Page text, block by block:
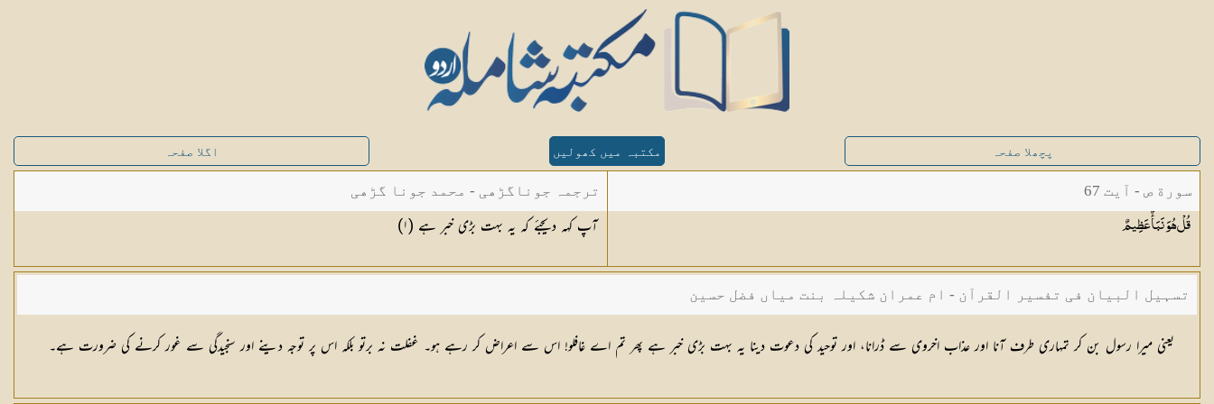
پچھلا صفحہ مکتبہ میں کھولیں اگلا صفحہ
سورة ص - آیت 67
قُلْ هُوَ نَبَأٌعَظِيمٌ
ترجمہ جوناگڑھی - محمد جونا گڑھی
آپ کہہ دیجئے کہ یہ بہت بڑی خبر ہے (١)
تسہیل البیان فی تفسیر القرآن - ام عمران شکیلہ بنت میاں فضل حسین
یعنی میرا رسول بن کر تمہاری طرف آنا اور عذاب اخروی سے ڈرانا، اور توحید کی دعوت دینا یہ بہت بڑی خبر ہے پھر تم اے غافلو! اس سے اعراض کر رہے ہو۔ غفلت نہ برتو بلکہ اس پر توجہ دینے اور سنجیدگی سے غور کرنے کی ضرورت ہے۔